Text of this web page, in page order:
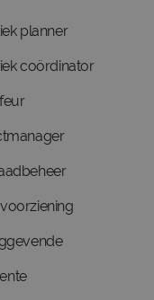
planner
coördinator